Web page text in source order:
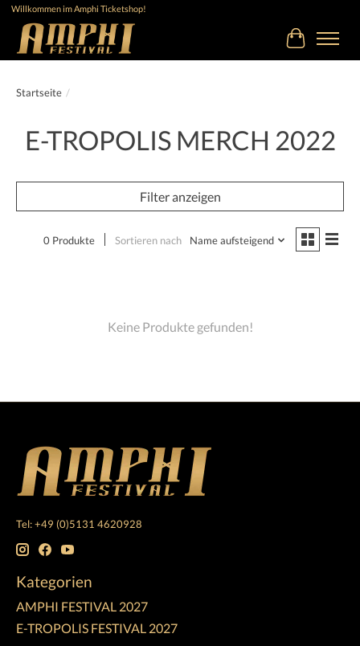
Willkommen im Amphi Ticketshop!
Ihr
Startseite /
E-TROPOLIS MERCH 2022
Filter anzeigen
0 Produkte Sortieren nach Name aufsteigend
Keine Produkte gefunden!
Tel: +49 (0)5131 4620928
Kategorien
AMPHI FESTIVAL 2027
E-TROPOLIS FESTIVAL 2027